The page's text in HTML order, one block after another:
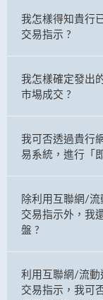
我怎樣得知貴行
交易指示 ?
我怎樣確定發出
市埸成交 ?
我可否透過貴行
易系統，進行「
除利用互聯網/流
交易指示外，我
盤 ?
利用互聯網/流動
交易指示，我可